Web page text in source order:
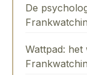
De
Wattpad: het